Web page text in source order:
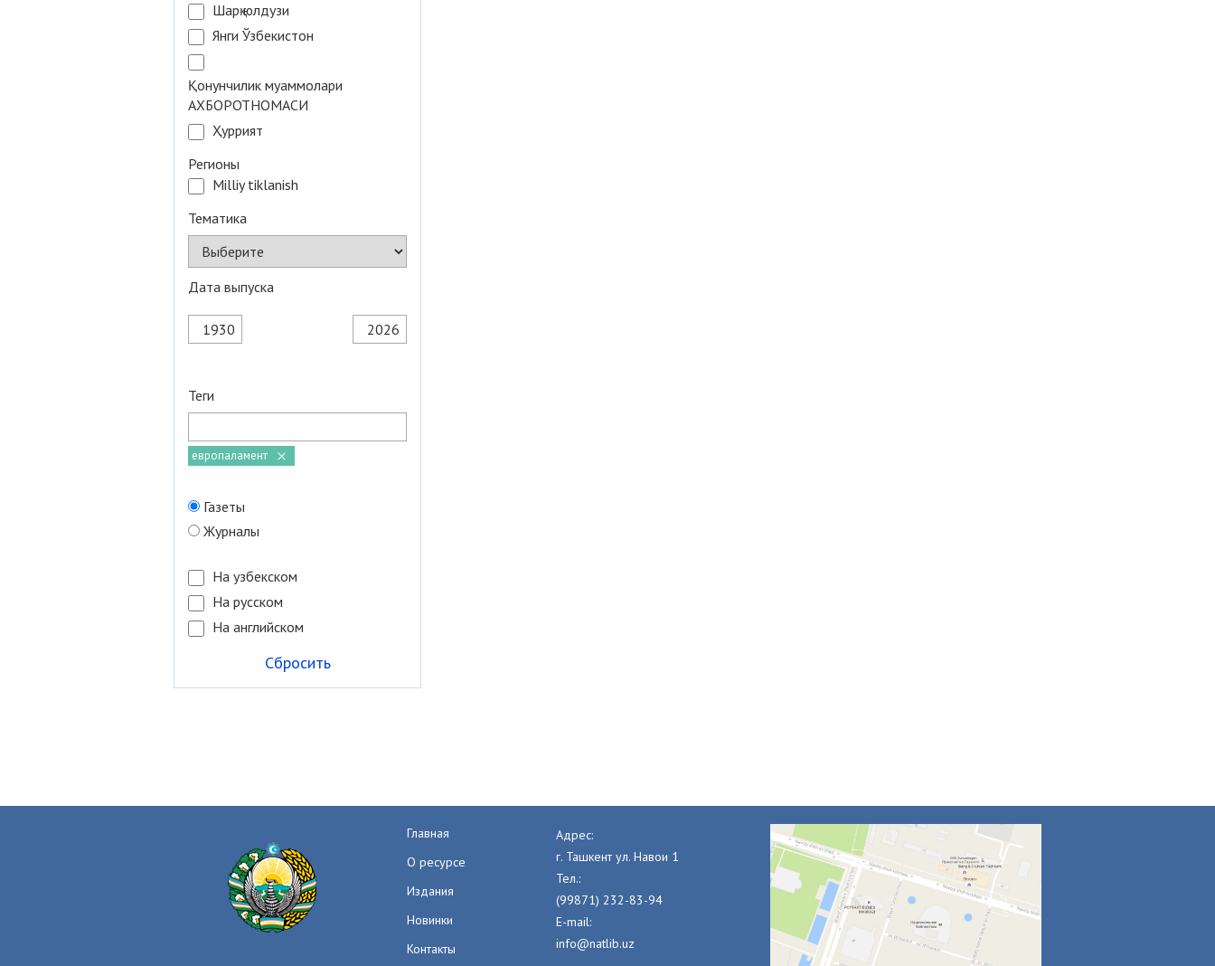
Шарқ юлдузи
Янги Ўзбекистон
Қонунчилик муаммолари
АХБОРОТНОМАСИ
Ҳуррият
Регионы
Milliy tiklanish
Тематика
Дата выпуска
Теги
европаламент
Газеты
Журналы
На узбекском
На русском
На английском
Сбросить
Главная
О ресурсе
Издания
Новинки
Контакты
Адрес:
г. Ташкент ул. Навои 1
Тел.:
(99871) 232-83-94
E-mail:
info@natlib.uz